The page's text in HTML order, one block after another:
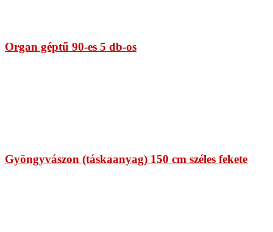
Organ géptű 90-es 5 db-os
Gyöngyvászon (táskaanyag) 150 cm széles fekete